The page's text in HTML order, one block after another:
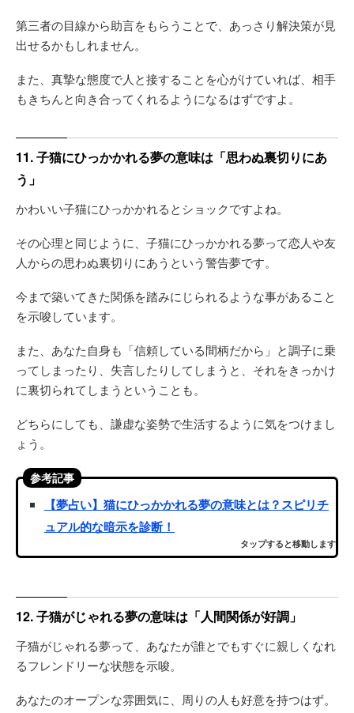
第三者の目線から助言をもらうことで、あっさり解決策が見
出せるかもしれません。
また、真摯な態度で人と接することを心がけていれば、相手
もきちんと向き合ってくれるようになるはずですよ。
11. 子猫にひっかかれる夢の意味は「思わぬ裏切りにあ
う」
かわいい子猫にひっかかれるとショックですよね。
その心理と同じように、子猫にひっかかれる夢って恋人や友
人からの思わぬ裏切りにあうという警告夢です。
今まで築いてきた関係を踏みにじられるような事があること
を示唆しています。
また、あなた自身も「信頼している間柄だから」と調子に乗
ってしまったり、失言したりしてしまうと、それをきっかけ
に裏切られてしまうということも。
どちらにしても、謙虚な姿勢で生活するように気をつけまし
ょう。
参考記事
【夢占い】猫にひっかかれる夢の意味とは？スピリチ
ュアル的な暗示を診断！
タップすると移動します
12. 子猫がじゃれる夢の意味は「人間関係が好調」
子猫がじゃれる夢って、あなたが誰とでもすぐに親しくなれ
るフレンドリーな状態を示唆。
あなたのオープンな雰囲気に、周りの人も好意を持つはず。